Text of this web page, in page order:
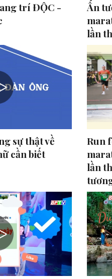
trí ĐỘC -
Ấn
lần
sự thật về
cần biết
Run
lần